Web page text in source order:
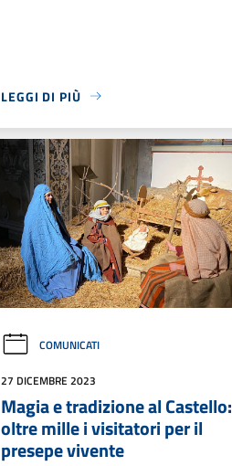
LEGGI DI PIÙ
COMUNICATI
27 DICEMBRE 2023
Magia e tradizione al Castello:
oltre mille i visitatori per il
presepe vivente